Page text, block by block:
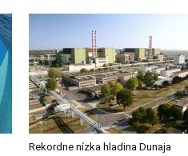
Rekordne nízka hladina Dunaja